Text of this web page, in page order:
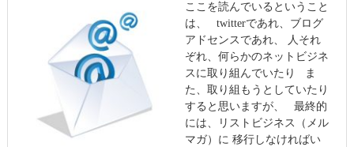
ここを読んでいるということ
は、 twitterであれ、ブログ
アドセンスであれ、 人それ
ぞれ、何らかのネットビジネ
スに取り組んでいたり ま
た、取り組もうとしていたり
すると思いますが、 最終的
には、リストビジネス（メル
マガ）に 移行しなければい